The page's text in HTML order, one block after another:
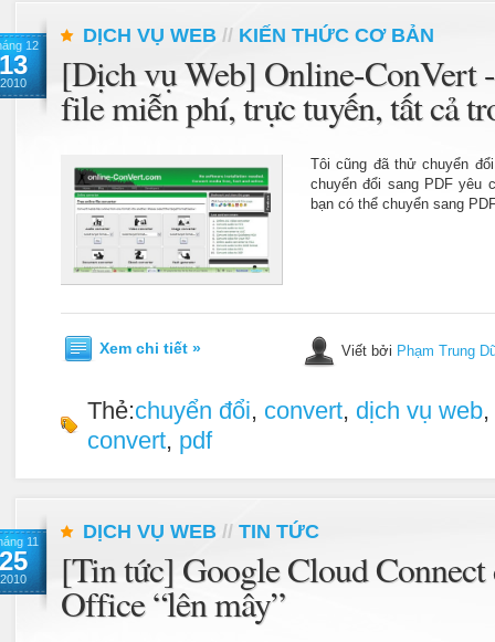
12
13
2010
DỊCH VỤ WEB // KIẾN THỨC CƠ BẢN
[Dịch vụ Web] Online-ConVert
file miễn phí, trực tuyến, tất cả
Tôi cũng đã thử chuyển
chuyển đổi sang PDF yêu
bạn có thể chuyển sang
Xem chi tiết » Viết bởi Phạm Trung
Thẻ:chuyển đổi, convert, dịch vụ web,
convert, pdf
11
25
2010
DỊCH VỤ WEB // TIN TỨC
[Tin tức] Google Cloud
Office “lên mây”